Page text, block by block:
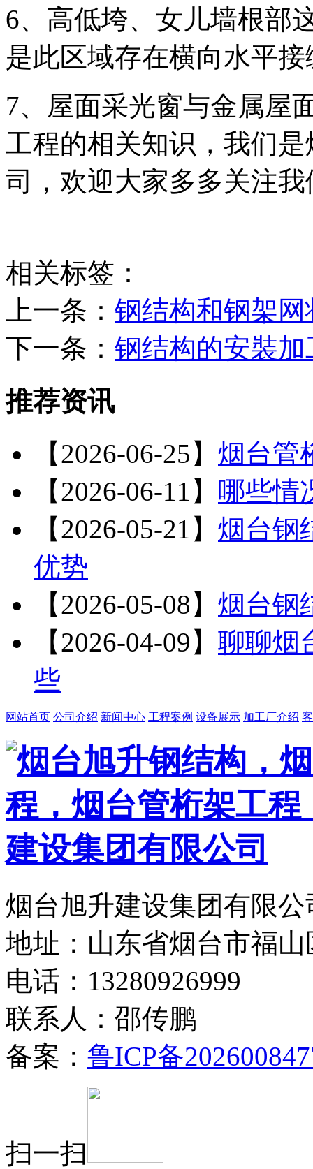
6、高低垮、女儿墙根部
是此区域存在横向水平接
7、屋面采光窗与金属屋
工程的相关知识，我们
司，欢迎大家多多关注
相关标签：
上一条： 钢结构和钢架
下一条： 钢结构的安裝
推荐资讯
【2026-06-25】 烟台管
【2026-06-11】 哪些情
【2026-05-21】 烟台钢
优势
【2026-05-08】 烟台钢
【2026-04-09】 聊聊烟
些
网站首页 公司介绍 新闻中心 工程案例 设备展示 加工厂介绍
烟台旭升建设集团有限
地址：山东省烟台市福
电话：13280926999
联系人：邵传鹏
备案： 鲁ICP备
扫一扫